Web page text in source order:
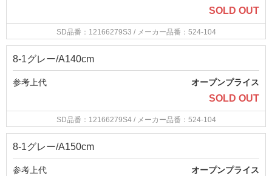
SOLD OUT
SD品番：12166279S3 / メーカー品番：524-104
8-1グレー/A140cm
参考上代 オープンプライス
SOLD OUT
SD品番：12166279S4 / メーカー品番：524-104
8-1グレー/A150cm
参考上代 オープンプライス